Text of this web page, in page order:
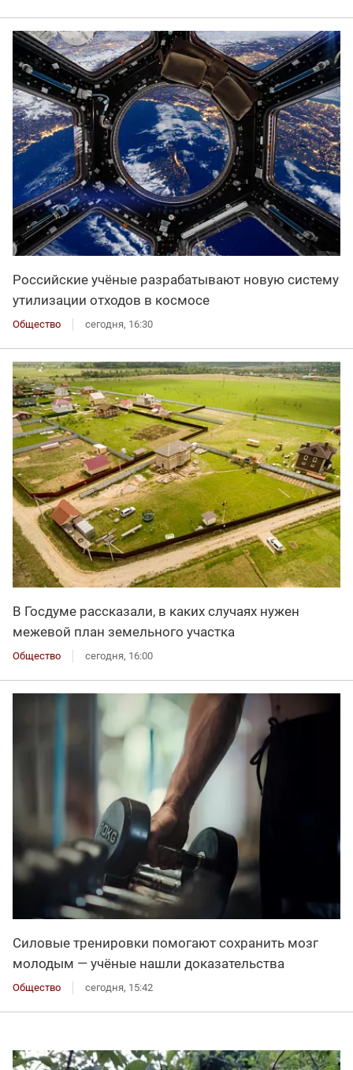
Российские учёные разрабатывают новую систему
утилизации отходов в космосе
Общество сегодня, 16:30
В Госдуме рассказали, в каких случаях нужен
межевой план земельного участка
Общество сегодня, 16:00
Силовые тренировки помогают сохранить мозг
молодым — учёные нашли доказательства
Общество сегодня, 15:42